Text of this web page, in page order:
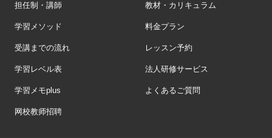
担任制・講師 教材・カリキュラム
学習メソッド 料金プラン
受講までの流れ レッスン予約
学習レベル表 法人研修サービス
学習メモplus よくあるご質問
网校教师招聘